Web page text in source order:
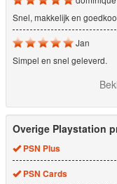
Snel, makkelijk en
Jan
Simpel en snel geleverd.
Overige Playstation
PSN Plus
PSN Cards